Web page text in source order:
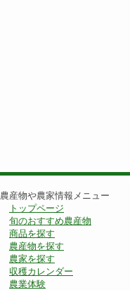
農産物や農家情報メニュー
トップページ
旬のおすすめ農産物
商品を探す
農産物を探す
農家を探す
収穫カレンダー
農業体験